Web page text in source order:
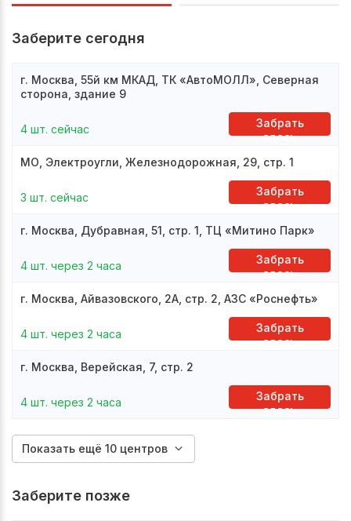
Заберите сегодня
г. Москва, 55й км МКАД, ТК «АвтоМОЛЛ», Северная
сторона, здание 9
4 шт. сейчас
Забрать
здесь
МО, Электроугли, Железнодорожная, 29, стр. 1
3 шт. сейчас
Забрать
здесь
г. Москва, Дубравная, 51, стр. 1, ТЦ «Митино Парк»
4 шт. через 2 часа
Забрать
здесь
г. Москва, Айвазовского, 2А, стр. 2, АЗС «Роснефть»
4 шт. через 2 часа
Забрать
здесь
г. Москва, Верейская, 7, стр. 2
4 шт. через 2 часа
Забрать
здесь
Показать ещё 10 центров
Заберите позже